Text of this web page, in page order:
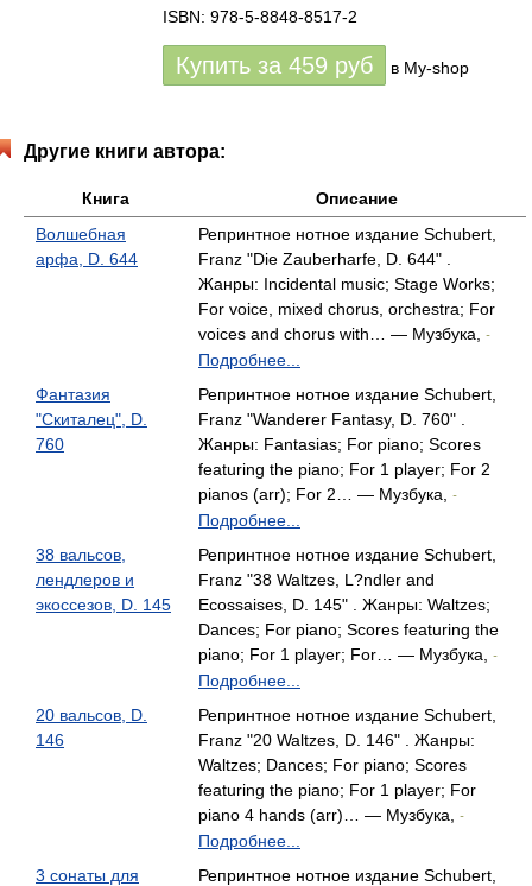
ISBN: 978-5-8848-8517-2
Купить за 459 руб в My-shop
Другие книги автора:
Книга
Описание
Волшебная
арфа, D. 644
Репринтное нотное издание Schubert,
Franz "Die Zauberharfe, D. 644" .
Жанры: Incidental music; Stage Works;
For voice, mixed chorus, orchestra; For
voices and chorus with… — Музбука,
-
Подробнее...
Фантазия
"Скиталец", D.
760
Репринтное нотное издание Schubert,
Franz "Wanderer Fantasy, D. 760" .
Жанры: Fantasias; For piano; Scores
featuring the piano; For 1 player; For 2
pianos (arr); For 2… — Музбука,
-
Подробнее...
38 вальсов,
лендлеров и
экоссезов, D. 145
Репринтное нотное издание Schubert,
Franz "38 Waltzes, L?ndler and
Ecossaises, D. 145" . Жанры: Waltzes;
Dances; For piano; Scores featuring the
piano; For 1 player; For… — Музбука,
-
Подробнее...
20 вальсов, D.
146
Репринтное нотное издание Schubert,
Franz "20 Waltzes, D. 146" . Жанры:
Waltzes; Dances; For piano; Scores
featuring the piano; For 1 player; For
piano 4 hands (arr)… — Музбука,
-
Подробнее...
3 сонаты для
Репринтное нотное издание Schubert,